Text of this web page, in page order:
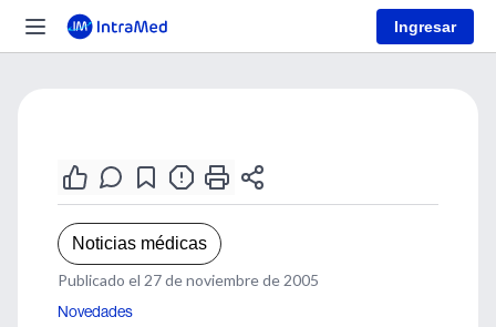
Ingresar
Noticias médicas
Publicado el 27 de noviembre de 2005
Novedades